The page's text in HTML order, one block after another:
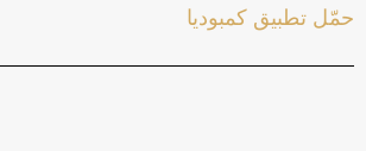
حمّل تطبيق كمبوديا